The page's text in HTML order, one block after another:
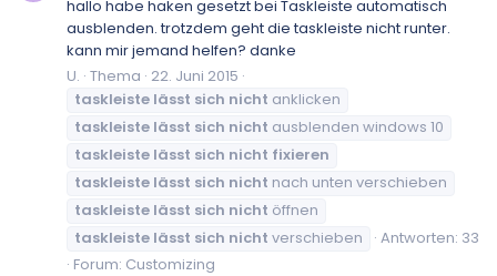
hallo habe haken gesetzt bei Taskleiste automatisch
ausblenden. trotzdem geht die taskleiste nicht runter.
kann mir jemand helfen? danke
U. Thema 22. Juni 2015
taskleiste lässt sich nicht anklicken
taskleiste lässt sich nicht ausblenden windows 10
taskleiste lässt sich nicht fixieren
taskleiste lässt sich nicht nach unten verschieben
taskleiste lässt sich nicht öffnen
taskleiste lässt sich nicht verschieben
Antworten: 33
Forum: Customizing